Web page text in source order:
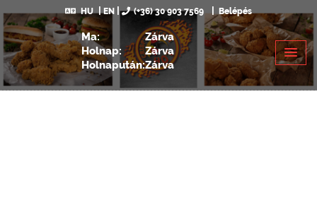
HU EN (+36) 30 903 7569 Belépés
Ma:
Zárva
Holnap:
Zárva
Holnapután:Zárva